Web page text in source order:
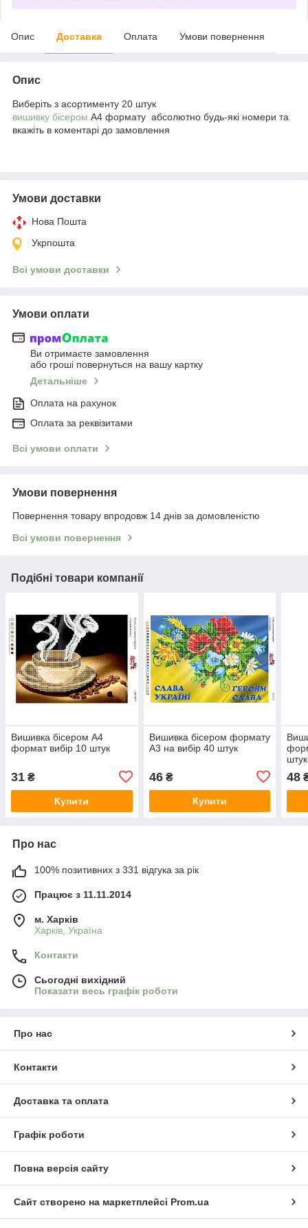
Опис Доставка Оплата Умови повернення
Опис
Виберіть з асортименту 20 штук
вишивку бісером А4 формату абсолютно будь-які номери та
вкажіть в коментарі до замовлення
Умови доставки
Нова Пошта
Укрпошта
Всі умови доставки
Умови оплати
Ви отримаєте замовлення
або гроші повернуться на вашу картку
Детальніше
Оплата на рахунок
Оплата за реквізитами
Всі умови оплати
Умови повернення
Повернення товару впродовж 14 днів за домовленістю
Всі умови повернення
Подібні товари компанії
Вишивка бісером А4
формат вибір 10 штук
31 ₴
Купити
Вишивка бісером формату
А3 на вибір 40 штук
46₴
Купити
штук
48
Про нас
100% позитивних з 331 відгука за рік
Працює з 11.11.2014
м. Харків
Харків, Україна
Контакти
Сьогодні вихідний
Показати весь графік роботи
Про нас
Контакти
Доставка та оплата
Графік роботи
Повна версія сайту
Сайт створено на маркетплейсі Prom.ua